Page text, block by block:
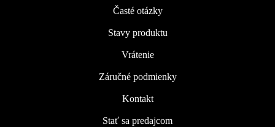
Časté otázky
Stavy produktu
Vrátenie
Záručné podmienky
Kontakt
Stať sa predajcom